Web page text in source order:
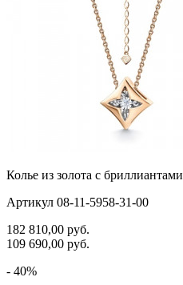
Колье из золота с бриллиантами
Артикул 08-11-5958-31-00
182 810,00 руб.
109 690,00 руб.
- 40%